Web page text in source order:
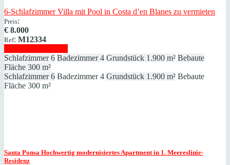
6-Schlafzimmer Villa mit Pool in Costa d’en Blanes zu vermieten
Preis:
€ 8.000
Ref: M12334
Schlafzimmer 6 Badezimmer 4 Grundstück 1.900 m² Bebaute
Fläche 300 m²
Schlafzimmer 6 Badezimmer 4 Grundstück 1.900 m² Bebaute
Fläche 300 m²
Santa Ponsa Hochwertig modernisiertes Apartment in 1. Meereslinie-
Residenz